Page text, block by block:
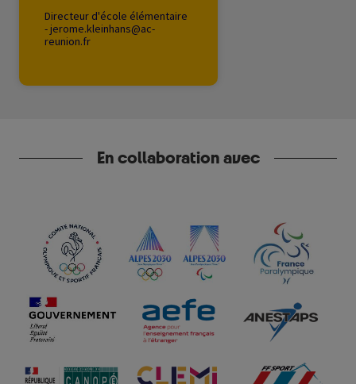
Directeur d'école élémentaire
-jerome.kleinhans@ac-
reunion.fr
En collaboration avec
Image Image
Image
Image Image